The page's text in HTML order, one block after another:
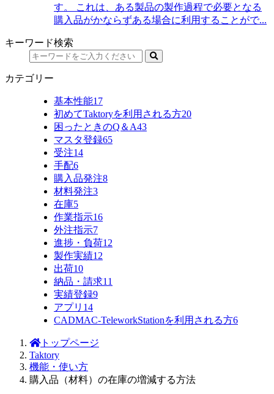
す。 これは、ある製品の製作過程で必要となる
購入品がかならずある場合に利用することがで...
キーワード検索
カテゴリー
基本性能17
初めてTaktoryを利用される方20
困ったときのQ＆A43
マスタ登録65
受注14
手配6
購入品発注8
材料発注3
在庫5
作業指示16
外注指示7
進捗・負荷12
製作実績12
出荷10
納品・請求11
実績登録9
アプリ 14
CADMAC-TeleworkStationを利用される方6
トップページ
Taktory
機能・使い方
購入品（材料）の在庫の増減する方法